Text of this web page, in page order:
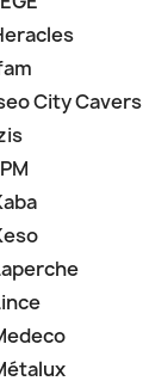
City Cavers